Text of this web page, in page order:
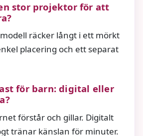
stor projektor för att
räcker långt i ett mörkt
placering och ett separat
för barn: digital eller
förstår och gillar. Digitalt
tränar känslan för minuter.